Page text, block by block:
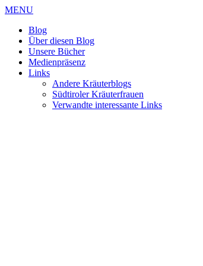
MENU
Blog
Über diesen Blog
Unsere Bücher
Medienpräsenz
Links
Andere Kräuterblogs
Südtiroler Kräuterfrauen
Verwandte interessante Links